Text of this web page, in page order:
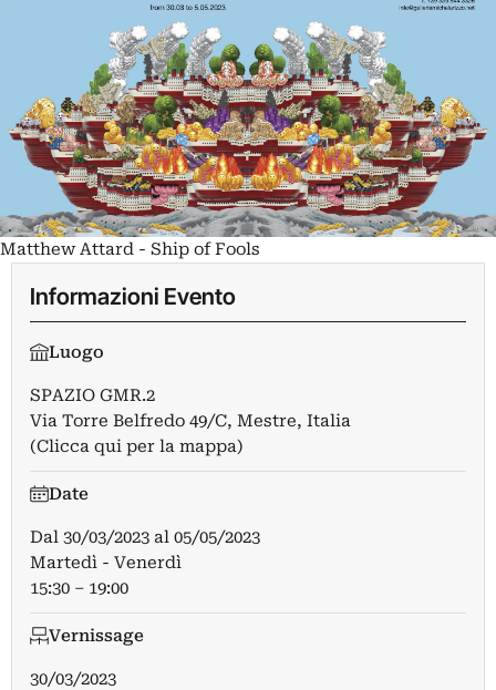
Matthew Attard - Ship of Fools
Informazioni Evento
Luogo
SPAZIO GMR.2
Via Torre Belfredo 49/C, Mestre, Italia
(Clicca qui per la mappa)
Date
Dal 30/03/2023 al 05/05/2023
Martedì - Venerdì
15:30 – 19:00
Vernissage
30/03/2023